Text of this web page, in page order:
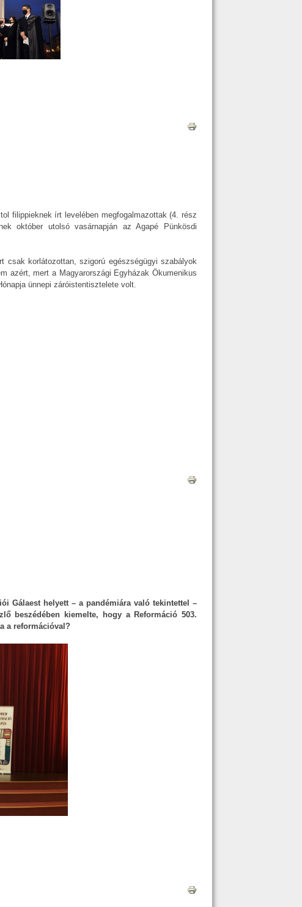
filippieknek írt levelében megfogalmazottak (4. rész
október utolsó vasárnapján az Agapé Pünkösdi
csak korlátozottan, szigorú egészségügyi szabályok
azért, mert a Magyarországi Egyházak Ökumenikus
ünnepi záróistentisztelete volt.
Gálaest helyett – a pandémiára való tekintettel –
beszédében kiemelte, hogy a Reformáció 503.
a reformációval?